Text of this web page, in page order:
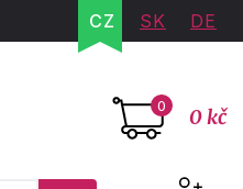
CZ SK DE
0 0 kč